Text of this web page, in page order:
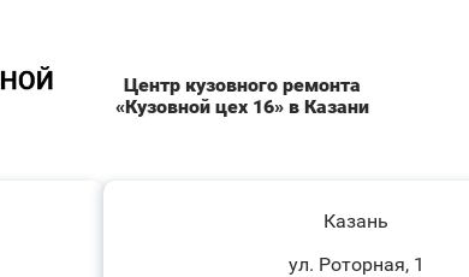
Центр кузовного ремонта
«Кузовной цех 16» в Казани
Казань
ул. Роторная, 1